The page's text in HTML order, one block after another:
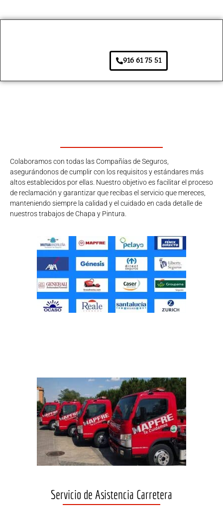
916 61 75 51
Colaboramos con todas las Compañías de Seguros,
asegurándonos de cumplir con los requisitos y estándares más
altos establecidos por ellas. Nuestro objetivo es facilitar el proceso
de reclamación y garantizar que recibas el servicio que mereces,
manteniendo siempre la calidad y el cuidado en cada detalle de
nuestros trabajos de Chapa y Pintura.
Servicio de Asistencia Carretera